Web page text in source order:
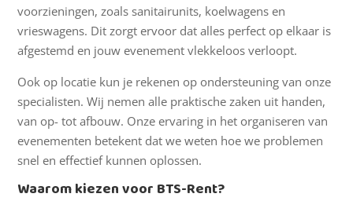
voorzieningen, zoals sanitairunits, koelwagens en
vrieswagens. Dit zorgt ervoor dat alles perfect op elkaar is
afgestemd en jouw evenement vlekkeloos verloopt.
Ook op locatie kun je rekenen op ondersteuning van onze
specialisten. Wij nemen alle praktische zaken uit handen,
van op- tot afbouw. Onze ervaring in het organiseren van
evenementen betekent dat we weten hoe we problemen
snel en effectief kunnen oplossen.
Waarom kiezen voor BTS-Rent?